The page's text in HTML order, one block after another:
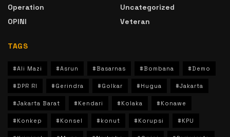
Operation
OPINI
Uncategorized
Veteran
TAGS
#Ali Mazi #Asrun #Basarnas #Bombana #Demo
#DPR RI #Gerindra #Golkar #Hugua #Jakarta
#Jakarta Barat #Kendari #Kolaka #Konawe
#Konkep #Konsel #konut #Korupsi #KPU